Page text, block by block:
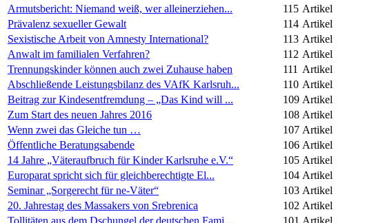
Armutsbericht: Niemand weiß, wer alleinerziehen...
115 Artikel
Prävalenz sexueller Gewalt
114 Artikel
Sexistische Arbeit von Amnesty International?
113 Artikel
Anwalt im familialen Verfahren?
112 Artikel
Trennungskinder können auch zwei Zuhause haben
111 Artikel
Abschließende Leistungsbilanz des VAfK Karlsruh...
110 Artikel
Beitrag zur Kindesentfremdung – „Das Kind will ...
109 Artikel
Zum Start des neuen Jahres 2016
108 Artikel
Wenn zwei das Gleiche tun …
107 Artikel
Öffentliche Beratungsabende
106 Artikel
14 Jahre „Väteraufbruch für Kinder Karlsruhe e.V.“
105 Artikel
Europarat spricht sich für gleichberechtigte El...
104 Artikel
Seminar „Sorgerecht für ne-Väter“
103 Artikel
20. Jahrestag des Massakers von Srebrenica
102 Artikel
Tollitäten aus dem Dschungel der deutschen Fami...
101 Artikel